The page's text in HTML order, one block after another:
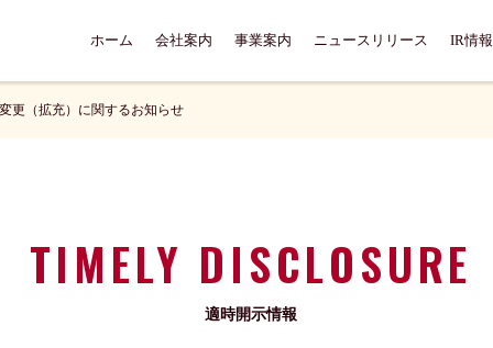
ホーム 会社案内 事業案内 ニュースリリース IR情報
更（拡充）に関するお知らせ
TIMELY DISCLOSURE
適時開示情報